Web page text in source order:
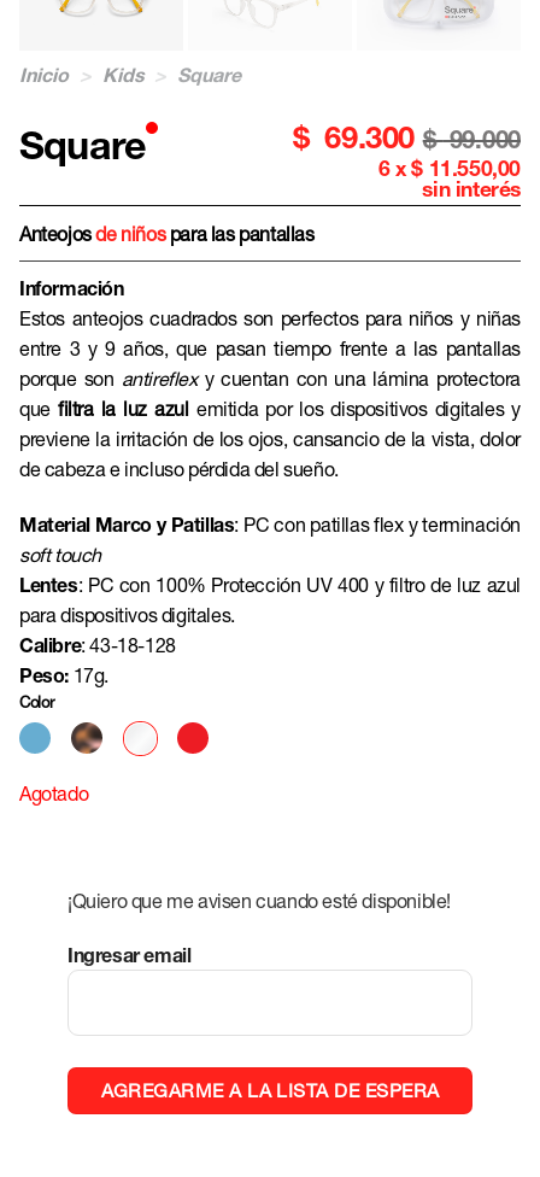
Inicio > Kids > Square
Square $ 69.300 $ 99.000
6 x $ 11.550,00
sin interés
Anteojosde niñospara las pantallas
Información
Estos anteojos cuadrados son perfectos para niños y niñas
entre 3 y 9 años, que pasan tiempo frente a las pantallas
porque son antireflex y cuentan con una lámina protectora
quefiltra la luz azul emitida por los dispositivos digitales y
previene la irritación de los ojos, cansancio de la vista, dolor
de cabeza e incluso pérdida del sueño.
Material Marco y Patillas: PC con patillas flexy terminación
soft touch
Lentes: PC con 100% Protección UV 400 y filtro de luz azul
para dispositivos digitales.
Calibre:43-18-128
Peso: 17g.
Color
Agotado
¡Quiero que me avisen cuando esté disponible!
Ingresar email